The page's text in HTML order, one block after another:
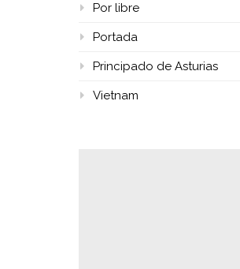
Por libre
Portada
Principado de Asturias
Vietnam